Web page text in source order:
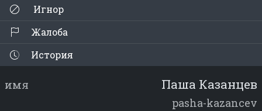
Игнор
Жалоба
История
имя Паша Казанцев
pasha-kazancev